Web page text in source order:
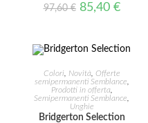
97,60€ 85,40 €
IN OFFERTA!
AGGIUNGI AL CARRELLO
Colori Novità, Offerte
semipermanenti Semblance
Prodotti in offerta,
Semipermanenti Semblance
Unghie
Bridgerton Selection